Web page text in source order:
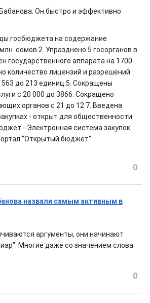
Он быстро и эффективно
госбюджета на содержание
сомов.2. Упразднено 5 госорганов в
государственного аппарата на 1700
количество лицензий и разрешений
563 до 213 единиц.5. Сокращены
с 20 000 до 3866. Сокращено
органов с 21 до 12 7. Введена
- открыт для общественности
- Электронная система закупок
“Открытый бюджет”
0
назвали самым активным в
аргументы, они начинают
Многие даже со значением слова
0